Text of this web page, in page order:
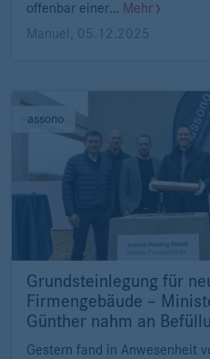
offenbar einer… Mehr
Manuel , 05.12.2025
assono
Grundsteinlegung für
Firmengebäude –
Günther nahm an
Gestern fand in Anwesenheit